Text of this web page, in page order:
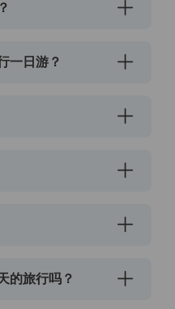
一日游？
的旅行吗？